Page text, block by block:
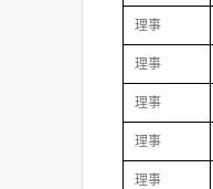
理事
理事
理事
理事
理事